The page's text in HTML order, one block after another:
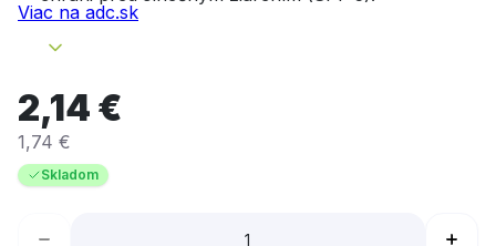
Viac na adc.sk
2,14 €
1,74 €
Skladom